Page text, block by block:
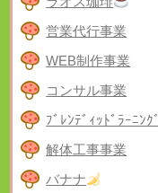
営業代行事業
WEB制作事業
コンサル事業
ﾌﾞﾚﾝﾃﾞｨｯﾄﾞﾗｰﾆﾝｸﾞ
解体工事事業
バナナ